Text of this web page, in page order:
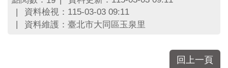
資料檢視：115-03-03 09:11
資料維護：臺北市大同區玉泉里
回上一頁